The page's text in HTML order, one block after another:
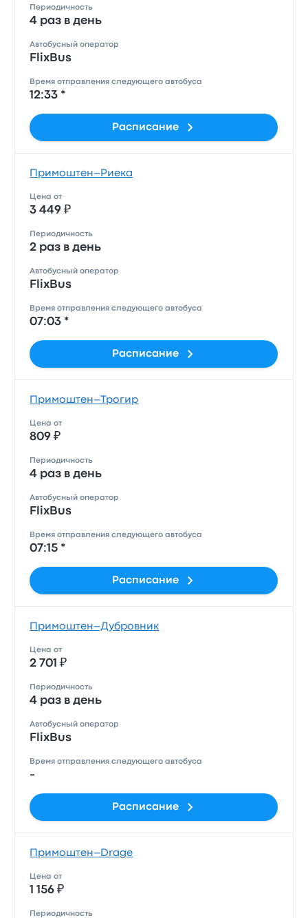
Периодичность
4 раз в день
Автобусный оператор
FlixBus
Время отправления следующего автобуса
12:33 *
Расписание
Примоштен–Риека
Цена от
3 449 ₽
Периодичность
2 раз в день
Автобусный оператор
FlixBus
Время отправления следующего автобуса
07:03 *
Расписание
Примоштен–Трогир
Цена от
809 ₽
Периодичность
4 раз в день
Автобусный оператор
FlixBus
Время отправления следующего автобуса
07:15 *
Расписание
Примоштен–Дубровник
Цена от
2 701 ₽
Периодичность
4 раз в день
Автобусный оператор
FlixBus
Время отправления следующего автобуса
-
Расписание
Примоштен–Drage
Цена от
1 156 ₽
Периодичность